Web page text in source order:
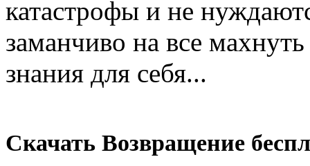
катастрофы и не
заманчиво на все
знания для себя...
Скачать Возвращение